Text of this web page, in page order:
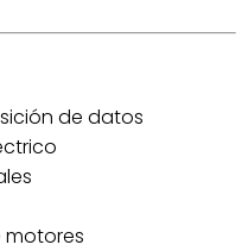
de datos
motores